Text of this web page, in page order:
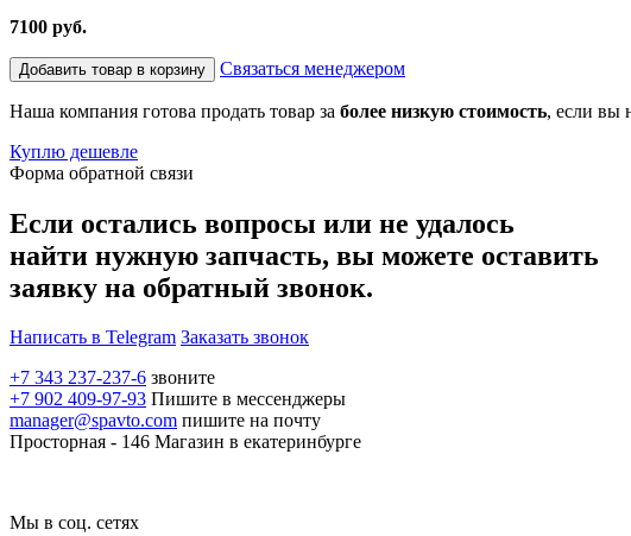
7100 руб.
Добавить товар в корзину Связаться менеджером
Наша компания готова продать товар за более низкую стоимость, если вы
Куплю дешевле
Форма обратной связи
Если остались вопросы или не удалось
найти нужную запчасть, вы можете оставить
заявку на обратный звонок.
Написать в Telegram Заказать звонок
+7 343 237-237-6 звоните
+7 902 409-97-93 Пишите в мессенджеры
manager@spavto.com пишите на почту
Просторная - 146 Магазин в екатеринбурге
Мы в соц. сетях